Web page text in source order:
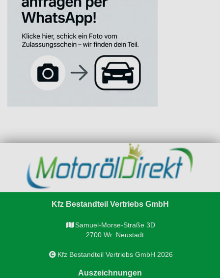
Kfz Bestandteil Vertriebs GmbH
Samuel-Morse-Straße 3D
2700 Wr. Neustadt
Kfz Bestandteil Vertriebs GmbH 2026
Auszeichnungen